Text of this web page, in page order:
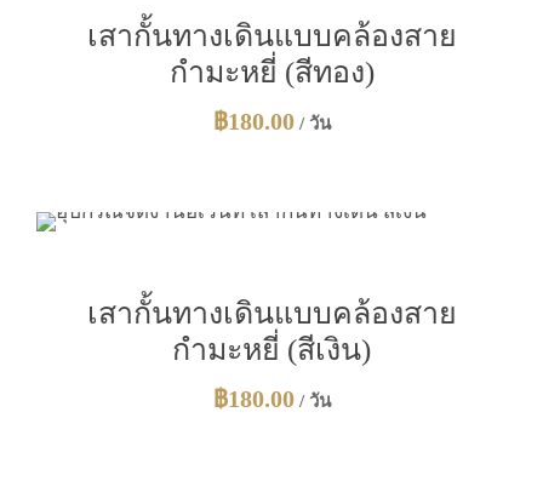
เสากั้นทางเดินแบบคล้องสาย
กำมะหยี่ (สีทอง)
฿180.00/ วัน
เสากั้นทางเดินแบบคล้องสาย
กำมะหยี่ (สีเงิน)
฿180.00/ วัน